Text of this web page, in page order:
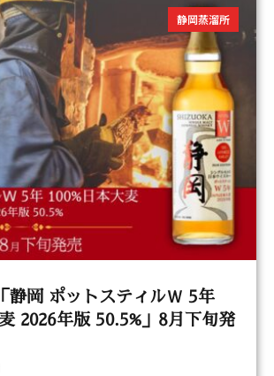
静岡蒸溜所
静岡 ポットスティルＷ 5年
2026年版 50.5%」8月下旬発